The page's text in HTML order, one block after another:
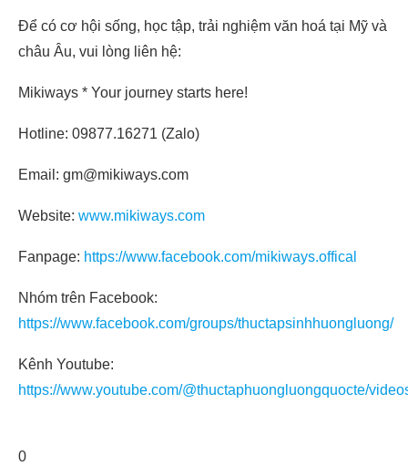
Để có cơ hội sống, học tập, trải nghiệm văn hoá tại Mỹ và
châu Âu, vui lòng liên hệ:
Mikiways * Your journey starts here!
Hotline: 09877.16271 (Zalo)
Email: gm@mikiways.com
Website: www.mikiways.com
Fanpage: https://www.facebook.com/mikiways.offical
Nhóm trên Facebook:
https://www.facebook.com/groups/thuctapsinhhuongluong/
Kênh Youtube:
https://www.youtube.com/@thuctaphuongluongquocte/
0